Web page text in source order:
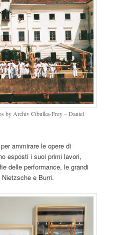
by Archiv Cibulka-Frey – Daniel
ammirare le opere di
esposti i suoi primi lavori,
delle performance, le grandi
e Burri.